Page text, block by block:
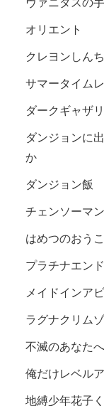
ヴァニタスの
オリエント
クレヨンしん
サマータイム
ダークギャザ
ダンジョンに
か
ダンジョン飯
チェンソーマン
はめつのおうこ
プラチナエンド
メイドインア
ラグナクリム
不滅のあなたへ
俺だけレベル
地縛少年花子